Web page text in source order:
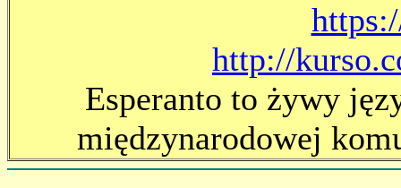
http://
Esperanto to żywy
międzynarodowej